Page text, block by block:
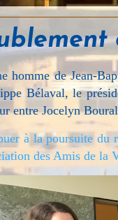
homme de Jean-
Bélaval, le
entre Jocelyn
à la poursuite du
des Amis de la